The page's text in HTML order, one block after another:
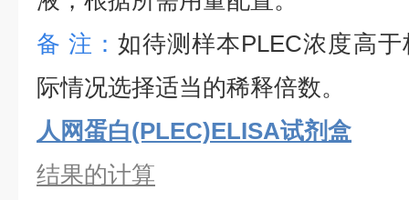
备 注：如待测样本PLEC浓度高于
际情况选择适当的稀释倍数。
人网蛋白(PLEC)ELISA试剂盒
结果的计算